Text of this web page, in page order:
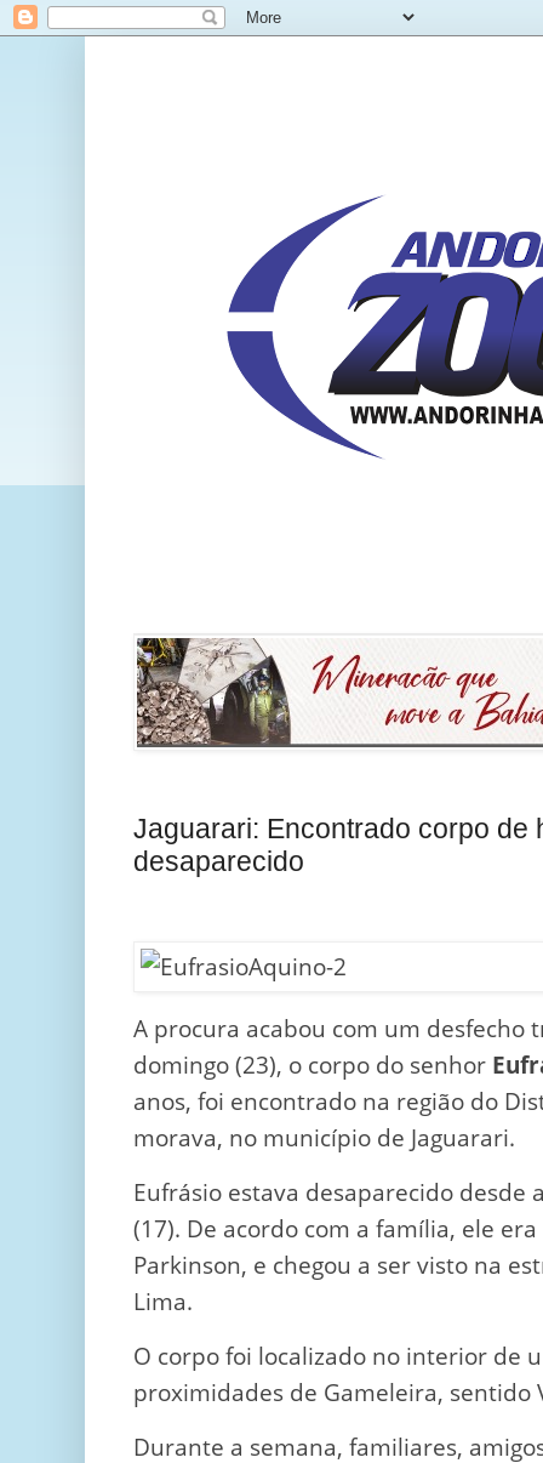
Jaguarari: Encontrado corpo de
desaparecido
A procura acabou com um desfecho
domingo (23), o corpo do senhor
anos, foi encontrado na região do
morava, no município de Jaguarari.
Eufrásio estava desaparecido desde
(17). De acordo com a família, ele
Parkinson, e chegou a ser visto na
Lima.
O corpo foi localizado no interior de
proximidades de Gameleira, sentido
Durante a semana, familiares,